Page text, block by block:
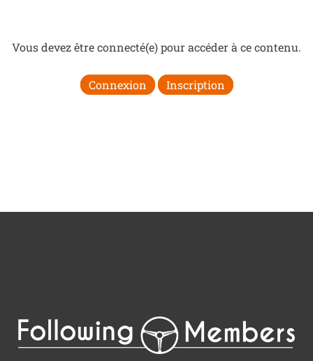
Vous devez être connecté(e) pour accéder à ce contenu.
Connexion Inscription